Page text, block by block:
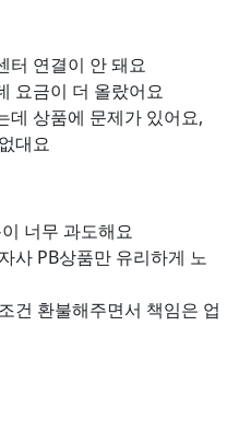
터 연결이 안 돼요
요금이 더 올랐어요
데 상품에 문제가 있어요,
대요
너무 과도해요
사 PB상품만 유리하게 노
건 환불해주면서 책임은 업